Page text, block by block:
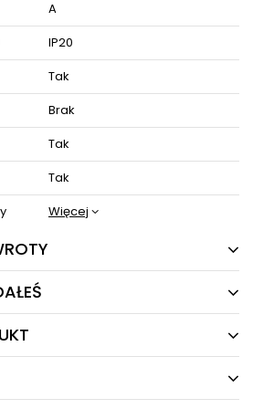
obsługi oraz elementy niezbędne do
W KATEGORIACH
A
IP20
Tak
Brak
Tak
Tak
Więcej
24 MIESIĄCE
naprawę lub wymianę sprzętu
daty zakupu. Skontaktuj się ze
formularza reklamacji
który odbierze sprzęt z Twojego
Z TEJ SERII
produktu, oferty lub współpracy z
nami?